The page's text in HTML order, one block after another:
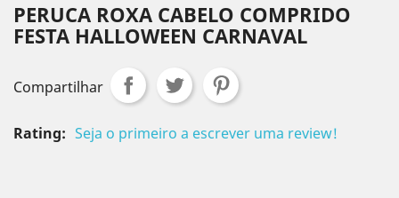
PERUCA ROXA CABELO COMPRIDO
FESTA HALLOWEEN CARNAVAL
Compartilhar
Rating: Seja o primeiro a escrever uma review!